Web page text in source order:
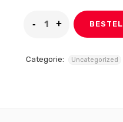
BESTEL
Categorie: Uncategorized